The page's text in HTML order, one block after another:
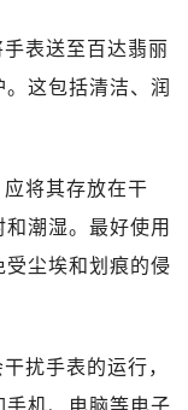
表送至百达翡丽
这包括清洁、润
将其存放在干
潮湿。最好使用
尘埃和划痕的侵
扰手表的运行，
手机、电脑等电子